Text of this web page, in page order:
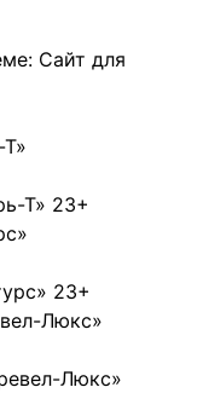
Сайт для
Люкс»